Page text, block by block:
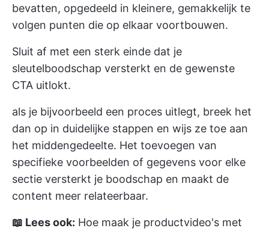
bevatten, opgedeeld in kleinere, gemakkelijk te
volgen punten die op elkaar voortbouwen.
Sluit af met een sterk einde dat je
sleutelboodschap versterkt en de gewenste
CTA uitlokt.
als je bijvoorbeeld een proces uitlegt, breek het
dan op in duidelijke stappen en wijs ze toe aan
het middengedeelte. Het toevoegen van
specifieke voorbeelden of gegevens voor elke
sectie versterkt je boodschap en maakt de
content meer relateerbaar.
📖 Lees ook: Hoe maak je productvideo's met